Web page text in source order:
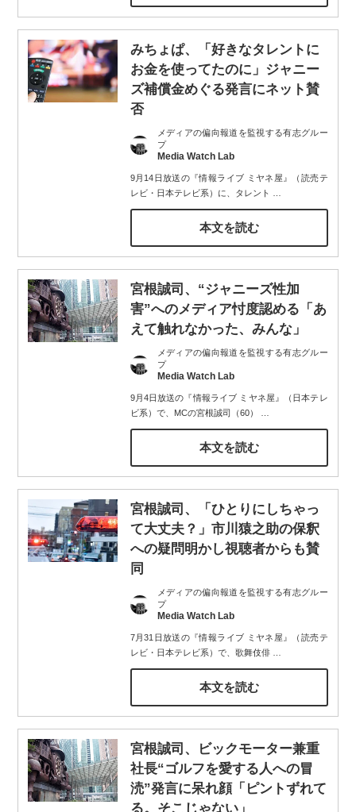
みちょぱ、「好きなタレントに
お金を使ってたのに」ジャニー
ズ補償金めぐる発言にネット賛
否
メディアの偏向報道を監視する有志グルー
プ
Media Watch Lab
9月14日放送の『情報ライブ ミヤネ屋』（読売テ
レビ・日本テレビ系）に、タレント
本文を読む
宮根誠司、“ジャニーズ性加
害”へのメディア忖度認める「あ
えて触れなかった、みんな」
メディアの偏向報道を監視する有志グルー
プ
Media Watch Lab
9月4日放送の『情報ライブ ミヤネ屋』（日本テレ
ビ系）で、MCの宮根誠司（60）
本文を読む
宮根誠司、「ひとりにしちゃっ
て大丈夫？」市川猿之助の保釈
への疑問明かし視聴者からも賛
同
メディアの偏向報道を監視する有志グルー
プ
Media Watch Lab
7月31日放送の『情報ライブ ミヤネ屋』（読売テ
レビ・日本テレビ系）で、歌舞伎俳…
本文を読む
宮根誠司、ビックモーター兼重
社長“ゴルフを愛する人への冒
涜”発言に呆れ顔「ピントずれて
る。そこじゃない」